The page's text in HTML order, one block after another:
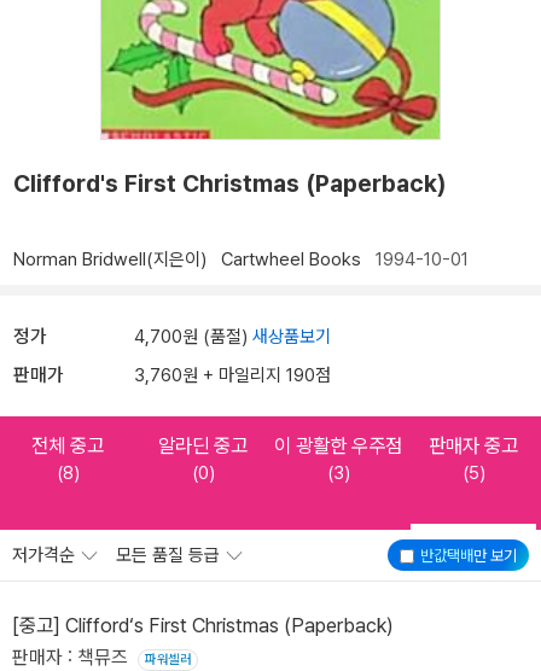
Clifford's First Christmas (Paperback)
Norman Bridwell(지은이) Cartwheel Books 1994-10-01
정가 4,700원 (품절) 새상품보기
판매가 3,760원 + 마일리지 190점
전체 중고
(8)
알라딘 중고
(0)
이 광활한 우주점
(3)
판매자 중고
(5)
반값택배만 보기
저가격순 모든 품질 등급
[중고] Clifford‘s First Christmas (Paperback)
판매자 : 책뮤즈 파워셀러